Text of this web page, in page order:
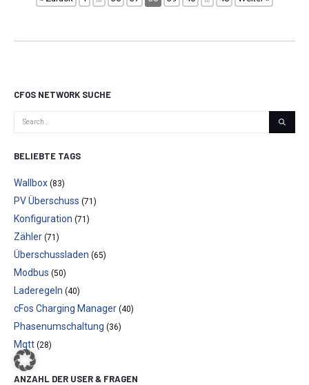
CFOS NETWORK SUCHE
BELIEBTE TAGS
Wallbox (83)
PV Überschuss (71)
Konfiguration (71)
Zähler (71)
Überschussladen (65)
Modbus (50)
Laderegeln (40)
cFos Charging Manager (40)
Phasenumschaltung (36)
Mqtt (28)
ANZAHL DER USER & FRAGEN